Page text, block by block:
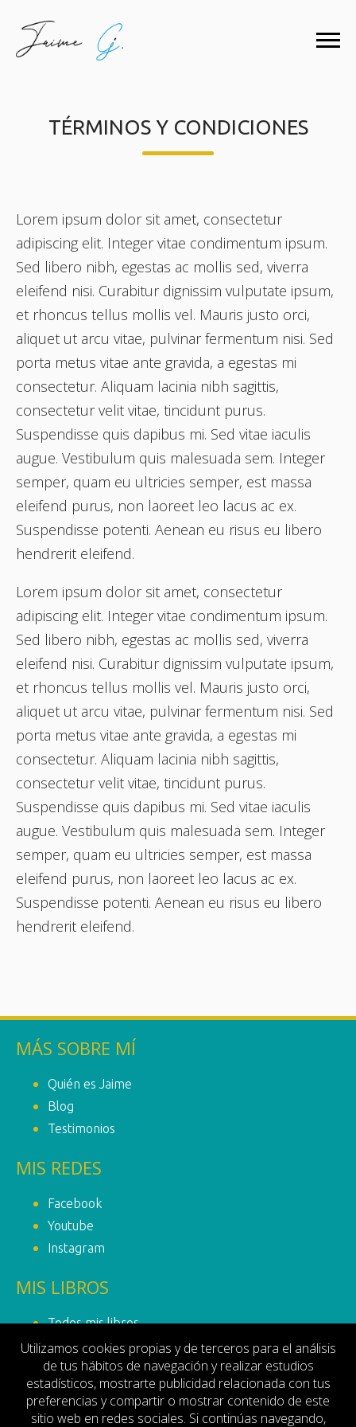
TÉRMINOS Y CONDICIONES
Lorem ipsum dolor sit amet, consectetur
adipiscing elit. Integer vitae condimentum ipsum.
Sed libero nibh, egestas ac mollis sed, viverra
eleifend nisi. Curabitur dignissim vulputate ipsum,
et rhoncus tellus mollis vel. Mauris justo orci,
aliquet ut arcu vitae, pulvinar fermentum nisi. Sed
porta metus vitae ante gravida, a egestas mi
consectetur. Aliquam lacinia nibh sagittis,
consectetur velit vitae, tincidunt purus.
Suspendisse quis dapibus mi. Sed vitae iaculis
augue. Vestibulum quis malesuada sem. Integer
semper, quam eu ultricies semper, est massa
eleifend purus, non laoreet leo lacus ac ex.
Suspendisse potenti. Aenean eu risus eu libero
hendrerit eleifend.
Lorem ipsum dolor sit amet, consectetur
adipiscing elit. Integer vitae condimentum ipsum.
Sed libero nibh, egestas ac mollis sed, viverra
eleifend nisi. Curabitur dignissim vulputate ipsum,
et rhoncus tellus mollis vel. Mauris justo orci,
aliquet ut arcu vitae, pulvinar fermentum nisi. Sed
porta metus vitae ante gravida, a egestas mi
consectetur. Aliquam lacinia nibh sagittis,
consectetur velit vitae, tincidunt purus.
Suspendisse quis dapibus mi. Sed vitae iaculis
augue. Vestibulum quis malesuada sem. Integer
semper, quam eu ultricies semper, est massa
eleifend purus, non laoreet leo lacus ac ex.
Suspendisse potenti. Aenean eu risus eu libero
hendrerit eleifend.
MÁS SOBRE MÍ
Quién es Jaime
Blog
Testimonios
MIS REDES
Facebook
Youtube
Instagram
MIS LIBROS
Todos mis libros
Libro de prueba
MI ACTIVIDAD
Contacto
Utilizamos cookies propias y de terceros para el análisis
de tus hábitos de navegación y realizar estudios
estadísticos, mostrarte publicidad relacionada con tus
preferencias y compartir o mostrar contenido de este
sitio web en redes sociales. Si continúas navegando,